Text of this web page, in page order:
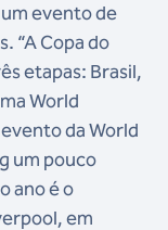
evento de
“A Copa do
etapas: Brasil,
World
da World
um pouco
ano é o
em